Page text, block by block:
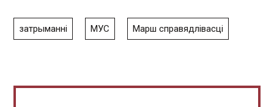
затрыманні МУС Марш справядлівасці